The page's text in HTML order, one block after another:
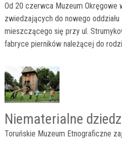
Od 20 czerwca Muzeum Okręgowe
zwiedzających do nowego
mieszczącego się przy ul.
fabryce pierników należącej do
Niematerialne
Toruńskie Muzeum Etnograficzne